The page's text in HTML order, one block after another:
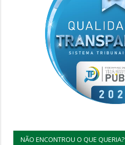
NÃO ENCONTROU O QUE QUERIA?